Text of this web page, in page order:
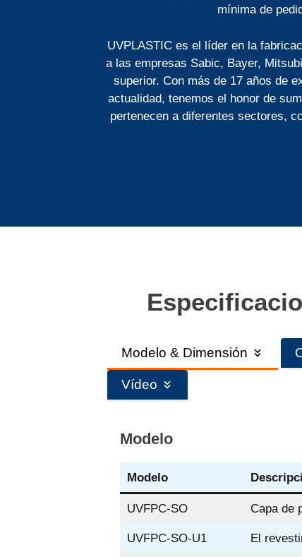
mínima de
UVPLASTIC es el líder en la
a las empresas Sabic, Bayer,
superior. Con más de 17 años de
actualidad, tenemos el honor de
pertenecen a diferentes sectores,
Modelo & Dimensión
Vídeo
Modelo
Modelo
UVFPC-SO Capa de
UVFPC-SO-U1 El